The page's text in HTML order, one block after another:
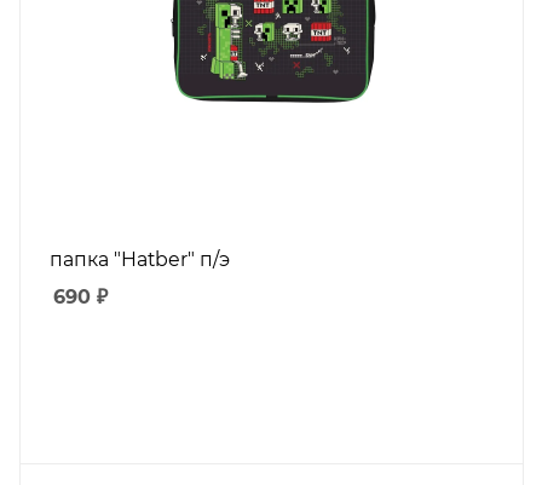
папка "Hatber" п/э
690 ₽